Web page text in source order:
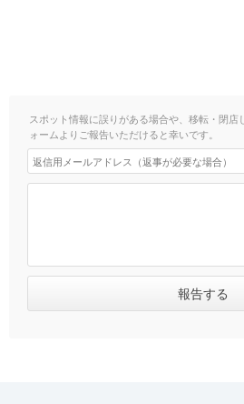
スポット情報に誤りがある場合や、移転・閉店
ォームよりご報告いただけると幸いです。